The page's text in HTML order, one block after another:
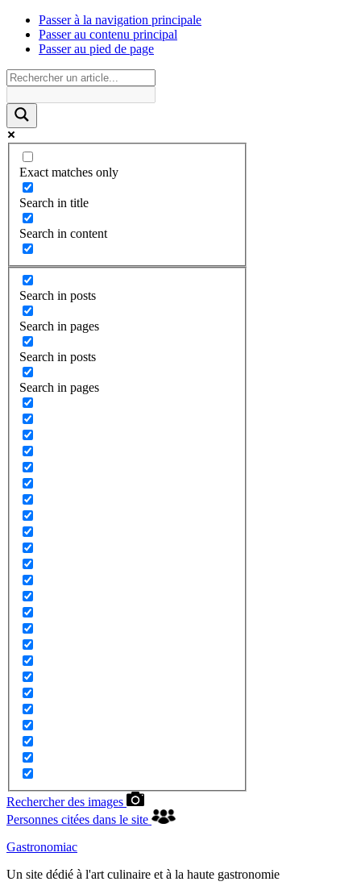
Passer à la navigation principale
Passer au contenu principal
Passer au pied de page
Exact matches only
Search in title
Search in content
Search in posts
Search in pages
Search in posts
Search in pages
Rechercher des images
Personnes citées dans le site
Gastronomiac
Un site dédié à l'art culinaire et à la haute gastronomie